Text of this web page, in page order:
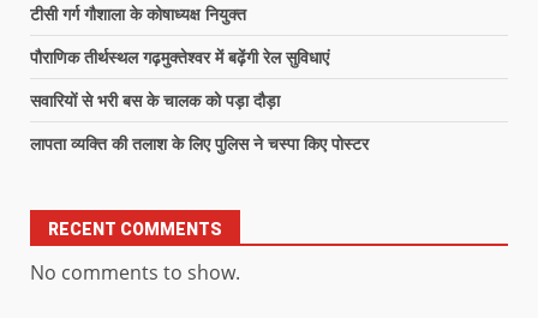
टीसी गर्ग गौशाला के कोषाध्यक्ष नियुक्त
पौराणिक तीर्थस्थल गढ़मुक्तेश्वर में बढ़ेंगी रेल सुविधाएं
सवारियों से भरी बस के चालक को पड़ा दौड़ा
लापता व्यक्ति की तलाश के लिए पुलिस ने चस्पा किए पोस्टर
RECENT COMMENTS
No comments to show.